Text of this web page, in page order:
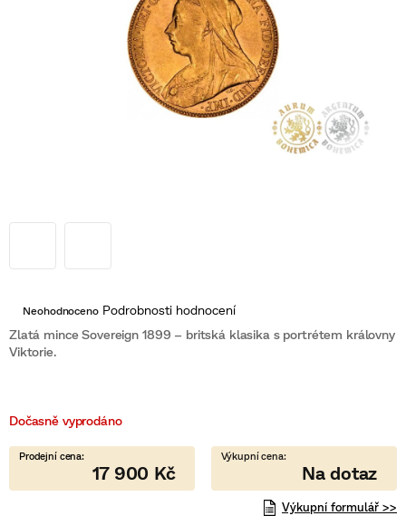
Dočasně vyprodáno
Zlatá mince Sovereign 1899 – britská klasika s portrétem královny
Viktorie.
Průměrné
produktu
je
0,0
Neohodnoceno Podrobnosti hodnocení
17 900 Kč
Výkupní formulář >>